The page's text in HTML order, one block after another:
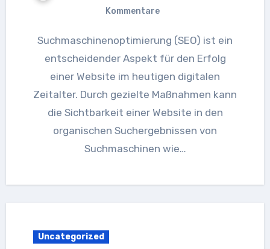
Kommentare
Suchmaschinenoptimierung (SEO) ist ein
entscheidender Aspekt für den Erfolg
einer Website im heutigen digitalen
Zeitalter. Durch gezielte Maßnahmen kann
die Sichtbarkeit einer Website in den
organischen Suchergebnissen von
Suchmaschinen wie…
Uncategorized